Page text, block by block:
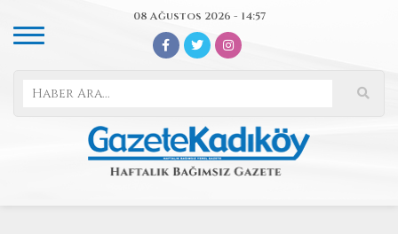
08 Ağustos 2026 - 14:57